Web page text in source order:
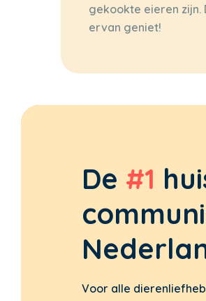
gekookte eieren zijn.
ervan geniet!
De #1
Voor alle